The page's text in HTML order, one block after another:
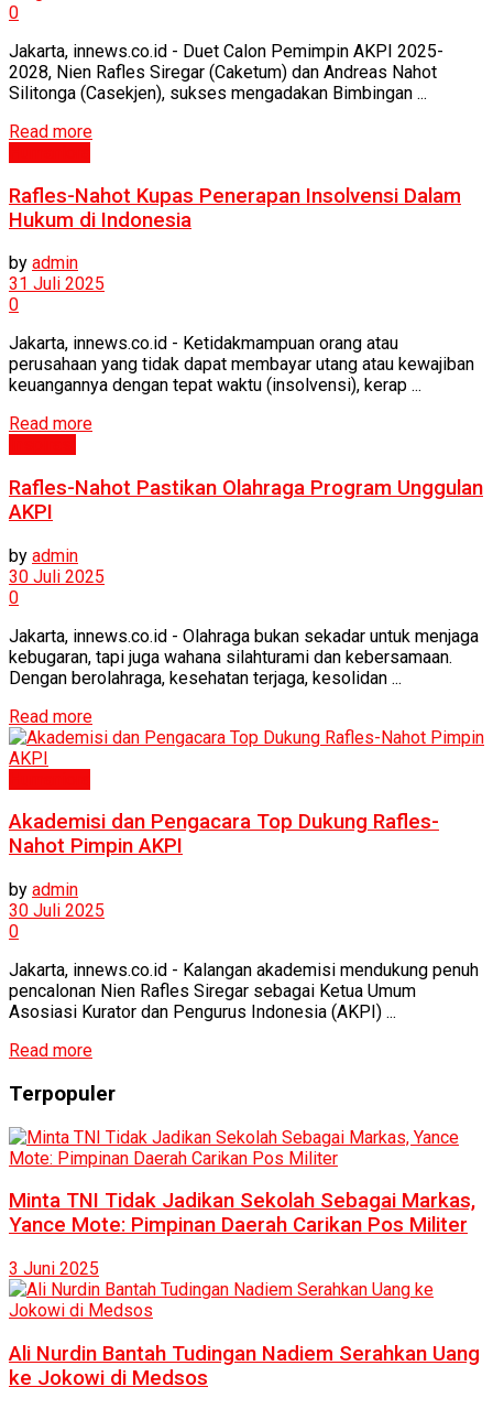
0
Jakarta, innews.co.id - Duet Calon Pemimpin AKPI 2025-
2028, Nien Rafles Siregar (Caketum) dan Andreas Nahot
Silitonga (Casekjen), sukses mengadakan Bimbingan ...
Read more
Rafles-Nahot Kupas Penerapan Insolvensi Dalam
Hukum di Indonesia
by admin
31 Juli 2025
0
Jakarta, innews.co.id - Ketidakmampuan orang atau
perusahaan yang tidak dapat membayar utang atau kewajiban
keuangannya dengan tepat waktu (insolvensi), kerap ...
Read more
Rafles-Nahot Pastikan Olahraga Program Unggulan
AKPI
by admin
30 Juli 2025
0
Jakarta, innews.co.id - Olahraga bukan sekadar untuk menjaga
kebugaran, tapi juga wahana silahturami dan kebersamaan.
Dengan berolahraga, kesehatan terjaga, kesolidan ...
Read more
Akademisi dan Pengacara Top Dukung Rafles-
Nahot Pimpin AKPI
by admin
30 Juli 2025
0
Jakarta, innews.co.id - Kalangan akademisi mendukung penuh
pencalonan Nien Rafles Siregar sebagai Ketua Umum
Asosiasi Kurator dan Pengurus Indonesia (AKPI) ...
Read more
Terpopuler
Minta TNI Tidak Jadikan Sekolah Sebagai Markas,
Yance Mote: Pimpinan Daerah Carikan Pos Militer
3 Juni 2025
Ali Nurdin Bantah Tudingan Nadiem Serahkan Uang
ke Jokowi di Medsos